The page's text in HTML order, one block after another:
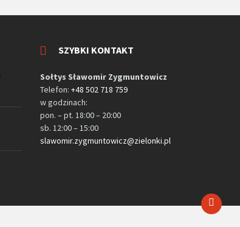
SZYBKI KONTAKT
Sołtys Sławomir Zygmuntowicz
Telefon:+48 502 718 759
w godzinach:
pon. – pt. 18:00 – 20:00
sb. 12:00 – 15:00
slawomir.zygmuntowicz@zielonki.pl